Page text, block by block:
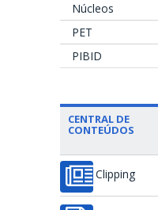
Núcleos
PET
PIBID
CENTRAL DE
CONTEÚDOS
Clipping